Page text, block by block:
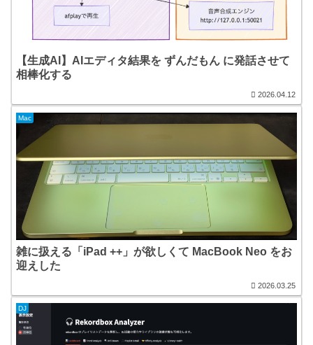
【生成AI】AIエディタ結果を ずんだもん に発話させて
相棒化する
2026.04.12
Mac
雑に扱える「iPad ++」が欲しくて MacBook Neo をお
迎えした
2026.03.25
DJ